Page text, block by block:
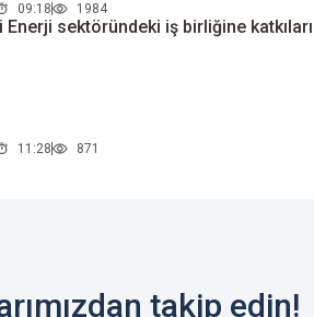
09:18 1984
Enerji sektöründeki iş birliğine
11:28 871
takip edin!